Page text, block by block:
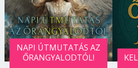
NAPI ÚTMUTATÁS AZ
ŐRANGYALODTÓL!